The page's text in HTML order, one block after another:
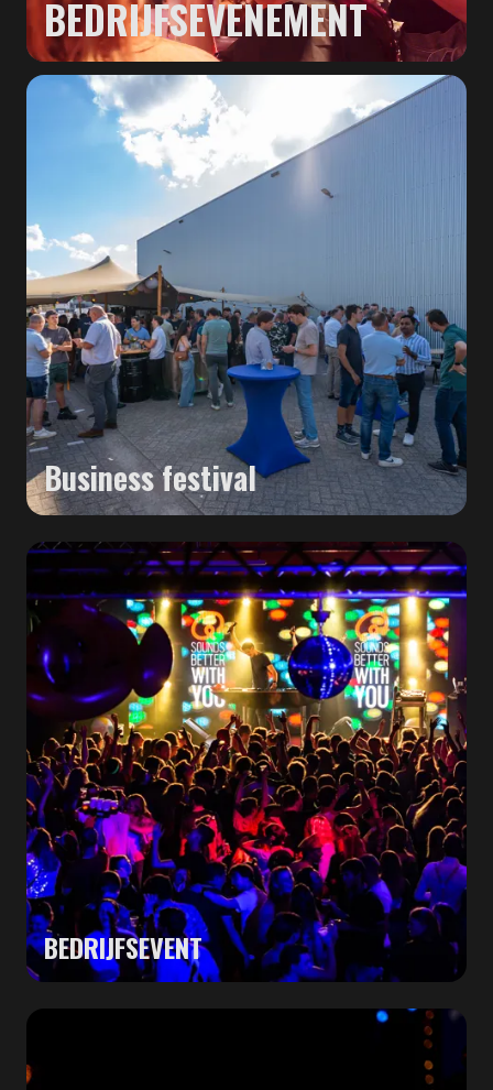
BEDRIJFSEVENEMENT
Business festival
BEDRIJFSEVENT